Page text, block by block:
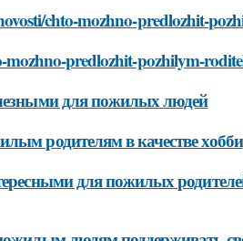
chto-mozhno-predlozhit-
predlozhit-pozhilym-
для пожилых людей
родителям в качестве хобби
для пожилых